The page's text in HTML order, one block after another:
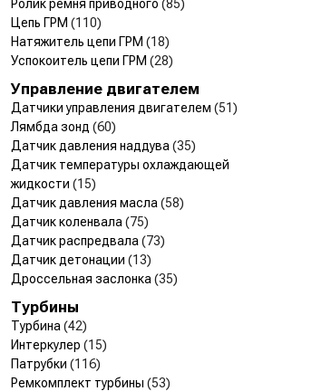
Ролик ремня приводного (85)
Цепь ГРМ (110)
Натяжитель цепи ГРМ (18)
Успокоитель цепи ГРМ (28)
Управление двигателем
Датчики управления двигателем (51)
Лямбда зонд (60)
Датчик давления наддува (35)
Датчик температуры охлаждающей
жидкости (15)
Датчик давления масла (58)
Датчик коленвала (75)
Датчик распредвала (73)
Датчик детонации (13)
Дроссельная заслонка (35)
Турбины
Турбина (42)
Интеркулер (15)
Патрубки (116)
Ремкомплект турбины (53)